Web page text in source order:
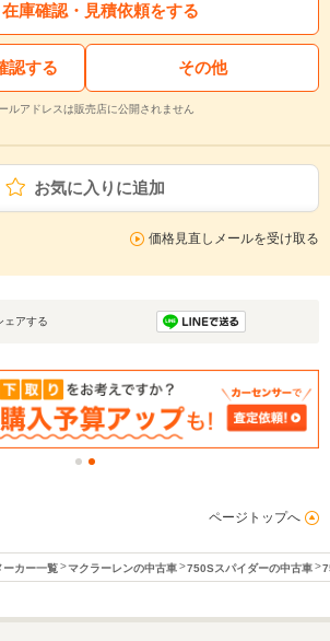
在庫確認・見積依頼をする
認する その他
ルアドレスは販売店に公開されません
お気に入りに追加
価格見直しメールを受け取る
ェアする
ページトップへ
ーカー一覧 マクラーレンの中古車 750Sスパイダーの中古車